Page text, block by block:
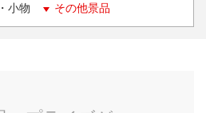
小物 その他景品